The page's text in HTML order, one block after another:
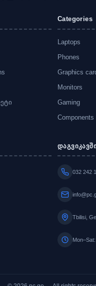
Categories
Laptops
Phones
Graphics
Monitors
Gaming
Components
032 242
Tbilisi,